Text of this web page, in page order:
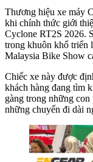
Thương hiệu xe máy
khi chính thức giới
Cyclone RT2S 2026.
trong khuôn khổ triển
Malaysia Bike Show
Chiếc xe này được
khách hàng đang tìm
gàng trong những
những chuyến đi dài